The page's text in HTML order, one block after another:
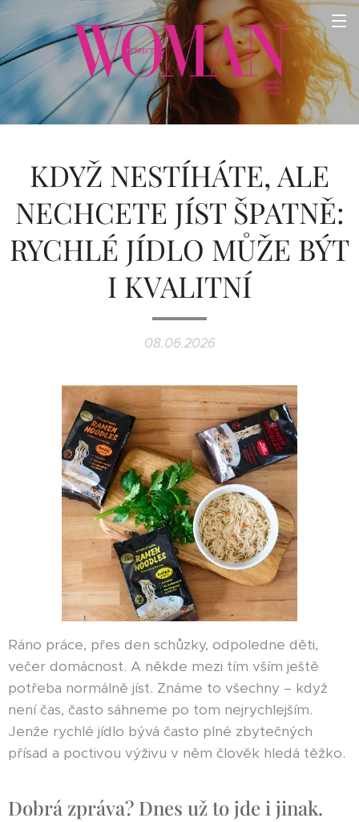
KDYŽ NESTÍHÁTE, ALE
NECHCETE JÍST ŠPATNĚ:
RYCHLÉ JÍDLO MŮŽE BÝT
I KVALITNÍ
08.06.2026
Ráno práce, přes den schůzky, odpoledne děti,
večer domácnost. A někde mezi tím vším ještě
potřeba normálně jíst. Známe to všechny – když
není čas, často sáhneme po tom nejrychlejším.
Jenže rychlé jídlo bývá často plné zbytečných
přísad a poctivou výživu v něm člověk hledá těžko.
Dobrá zpráva? Dnes už to jde i jinak.